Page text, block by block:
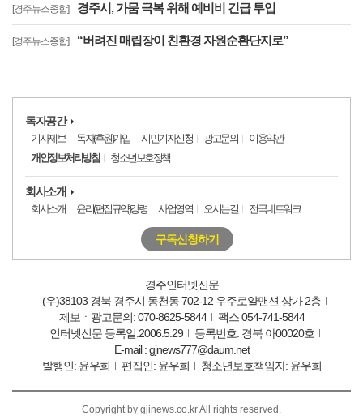
[경주뉴스종합] 경주시, 가뭄 극복 위해 예비비 긴급 투입
[경주뉴스종합] “버려진 매립장이 친환경 자원순환단지로”
독자공간
기사제보 독자(후원)가입 시민기자신청 광고문의
이용약관
개인정보처리방침
청소년보호정책
회사소개
회사소개 윤리(편집규약)강령 사업영역 오시는길 전국네트워크
구독신청하기
경주인터넷신문
(우)38103 경북 경주시 동천동 702-12 우주로얄맨션 상가 2층
제보ㆍ광고문의: 070-8625-5844
팩스 054-741-5844
인터넷신문 등록일:2006.5.29
등록번호: 경북 아00020호
E-mail : gjnews777@daum.net
발행인: 윤우희
편집인: 윤우희 청소년보호책임자: 윤우희
Copyright by gjinews.co.kr All rights reserved.